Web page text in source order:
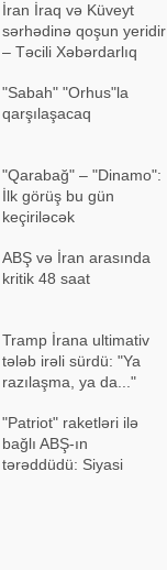
İran İraq və Küveyt
sərhədinə qoşun yeridir
– Təcili Xəbərdarlıq
"Sabah" "Orhus"la
qarşılaşacaq
"Qarabağ" – "Dinamo":
İlk görüş bu gün
keçiriləcək
ABŞ və İran arasında
kritik 48 saat
Tramp İrana ultimativ
tələb irəli sürdü: "Ya
razılaşma, ya da..."
"Patriot" raketləri ilə
bağlı ABŞ-ın
tərəddüdü: Siyasi